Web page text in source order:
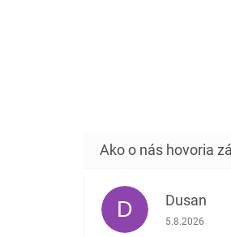
D Dusan
Hodnotenie
5.8.2026